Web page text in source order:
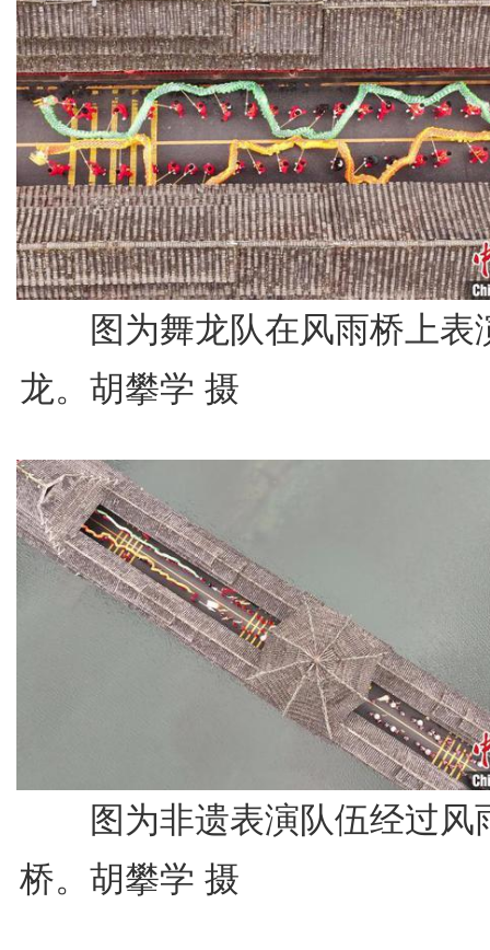
图为舞龙队在风雨桥上表
龙。胡攀学 摄
图为非遗表演队伍经过风
桥。胡攀学 摄